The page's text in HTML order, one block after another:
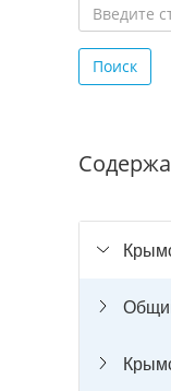
строку
для
Поиск